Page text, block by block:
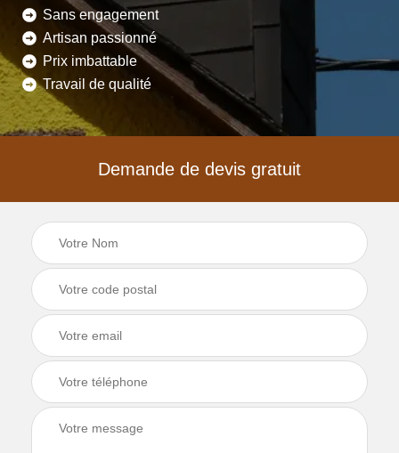
Sans engagement
Artisan passionné
Prix imbattable
Travail de qualité
Demande de devis gratuit